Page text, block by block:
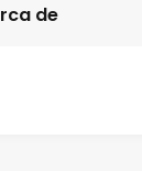
de